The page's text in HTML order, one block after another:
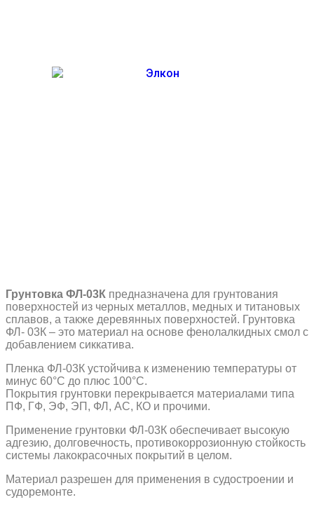
Грунтовка ФЛ-03К предназначена для грунтования
поверхностей из черных металлов, медных и титановых
сплавов, а также деревянных поверхностей. Грунтовка
ФЛ- 03К – это материал на основе фенолалкидных смол с
добавлением сиккатива.
Пленка ФЛ-03К устойчива к изменению температуры от
минус 60°С до плюс 100°С.
Покрытия грунтовки перекрывается материалами типа
ПФ, ГФ, ЭФ, ЭП, ФЛ, АС, КО и прочими.
Применение грунтовки ФЛ-03К обеспечивает высокую
адгезию, долговечность, противокоррозионную стойкость
системы лакокрасочных покрытий в целом.
Материал разрешен для применения в судостроении и
судоремонте.